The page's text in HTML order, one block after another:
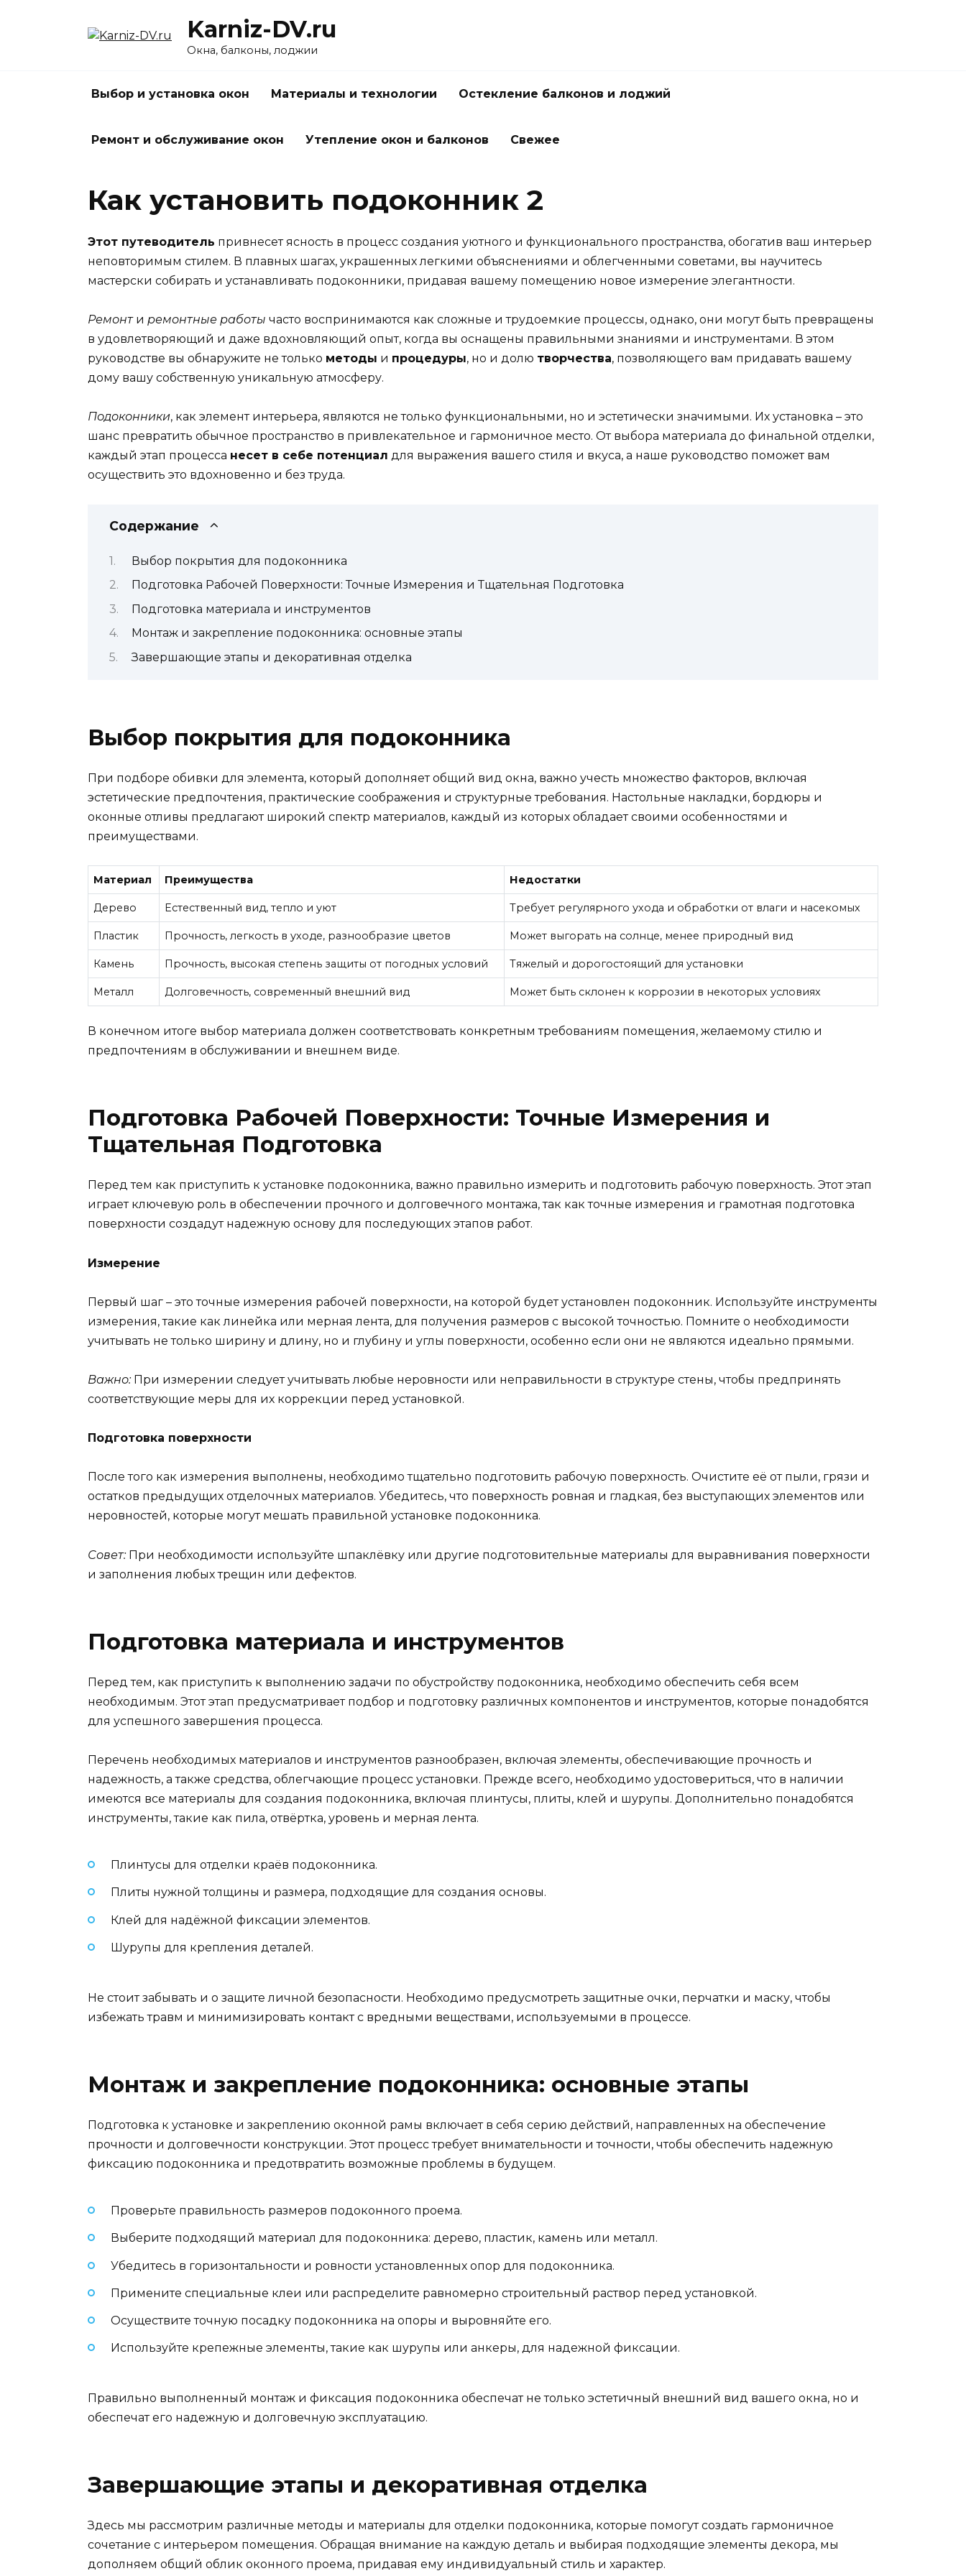
Karniz-DV.ru
Окна, балконы, лоджии
Выбор и установка окон Материалы и технологии Остекление балконов и лоджий
Ремонт и обслуживание окон Утепление окон и балконов Свежее
Как установить подоконник 2
Этот путеводитель привнесет ясность в процесс создания уютного и функционального пространства, обогатив ваш интерьер
неповторимым стилем. В плавных шагах, украшенных легкими объяснениями и облегченными советами, вы научитесь
мастерски собирать и устанавливать подоконники, придавая вашему помещению новое измерение элегантности.
Ремонти ремонтные работы часто воспринимаются как сложные и трудоемкие процессы, однако, они могут быть превращены
в удовлетворяющий и даже вдохновляющий опыт, когда вы оснащены правильными знаниями и инструментами. В этом
руководстве вы обнаружите не только методы и процедуры, но и долю творчества, позволяющего вам придавать вашему
дому вашу собственную уникальную атмосферу.
Подоконники, как элемент интерьера, являются не только функциональными, но и эстетически значимыми. Их установка – это
шанс превратить обычное пространство в привлекательное и гармоничное место. От выбора материала до финальной отделки,
каждый этап процесса несет в себе потенциал для выражения вашего стиля и вкуса, а наше руководство поможет вам
осуществить это вдохновенно и без труда.
Содержание
Выбор покрытия для подоконника
Подготовка Рабочей Поверхности: Точные Измерения и Тщательная Подготовка
Подготовка материала и инструментов
Монтаж и закрепление подоконника: основные этапы
Завершающие этапы и декоративная отделка
Выбор покрытия для подоконника
При подборе обивки для элемента, который дополняет общий вид окна, важно учесть множество факторов, включая
эстетические предпочтения, практические соображения и структурные требования. Настольные накладки, бордюры и
оконные отливы предлагают широкий спектр материалов, каждый из которых обладает своими особенностями и
преимуществами.
Материал Преимущества Недостатки
Дерево Естественный вид, тепло и уют Требует регулярного ухода и обработки от влаги и насекомых
Пластик Прочность, легкость в уходе, разнообразие цветов Может выгорать на солнце, менее природный вид
Камень Прочность, высокая степень защиты от погодных условий Тяжелый и дорогостоящий для установки
Металл Долговечность, современный внешний вид Может быть склонен к коррозии в некоторых условиях
В конечном итоге выбор материала должен соответствовать конкретным требованиям помещения, желаемому стилю и
предпочтениям в обслуживании и внешнем виде.
Подготовка Рабочей Поверхности: Точные Измерения и
Тщательная Подготовка
Перед тем как приступить к установке подоконника, важно правильно измерить и подготовить рабочую поверхность. Этот этап
играет ключевую роль в обеспечении прочного и долговечного монтажа, так как точные измерения и грамотная подготовка
поверхности создадут надежную основу для последующих этапов работ.
Измерение
Первый шаг – это точные измерения рабочей поверхности, на которой будет установлен подоконник. Используйте инструменты
измерения, такие как линейка или мерная лента, для получения размеров с высокой точностью. Помните о необходимости
учитывать не только ширину и длину, но и глубину и углы поверхности, особенно если они не являются идеально прямыми.
Важно:При измерении следует учитывать любые неровности или неправильности в структуре стены, чтобы предпринять
соответствующие меры для их коррекции перед установкой.
Подготовка поверхности
После того как измерения выполнены, необходимо тщательно подготовить рабочую поверхность. Очистите её от пыли, грязи и
остатков предыдущих отделочных материалов. Убедитесь, что поверхность ровная и гладкая, без выступающих элементов или
неровностей, которые могут мешать правильной установке подоконника.
Совет:При необходимости используйте шпаклёвку или другие подготовительные материалы для выравнивания поверхности
и заполнения любых трещин или дефектов.
Подготовка материала и инструментов
Перед тем, как приступить к выполнению задачи по обустройству подоконника, необходимо обеспечить себя всем
необходимым. Этот этап предусматривает подбор и подготовку различных компонентов и инструментов, которые понадобятся
для успешного завершения процесса.
Перечень необходимых материалов и инструментов разнообразен, включая элементы, обеспечивающие прочность и
надежность, а также средства, облегчающие процесс установки. Прежде всего, необходимо удостовериться, что в наличии
имеются все материалы для создания подоконника, включая плинтусы, плиты, клей и шурупы. Дополнительно понадобятся
инструменты, такие как пила, отвёртка, уровень и мерная лента.
Плинтусы для отделки краёв подоконника.
Плиты нужной толщины и размера, подходящие для создания основы.
Клей для надёжной фиксации элементов.
Шурупы для крепления деталей.
Не стоит забывать и о защите личной безопасности. Необходимо предусмотреть защитные очки, перчатки и маску, чтобы
избежать травм и минимизировать контакт с вредными веществами, используемыми в процессе.
Монтаж и закрепление подоконника: основные этапы
Подготовка к установке и закреплению оконной рамы включает в себя серию действий, направленных на обеспечение
прочности и долговечности конструкции. Этот процесс требует внимательности и точности, чтобы обеспечить надежную
фиксацию подоконника и предотвратить возможные проблемы в будущем.
Проверьте правильность размеров подоконного проема.
Выберите подходящий материал для подоконника: дерево, пластик, камень или металл.
Убедитесь в горизонтальности и ровности установленных опор для подоконника.
Примените специальные клеи или распределите равномерно строительный раствор перед установкой.
Осуществите точную посадку подоконника на опоры и выровняйте его.
Используйте крепежные элементы, такие как шурупы или анкеры, для надежной фиксации.
Правильно выполненный монтаж и фиксация подоконника обеспечат не только эстетичный внешний вид вашего окна, но и
обеспечат его надежную и долговечную эксплуатацию.
Завершающие этапы и декоративная отделка
Здесь мы рассмотрим различные методы и материалы для отделки подоконника, которые помогут создать гармоничное
сочетание с интерьером помещения. Обращая внимание на каждую деталь и выбирая подходящие элементы декора, мы
дополняем общий облик оконного проема, придавая ему индивидуальный стиль и характер.